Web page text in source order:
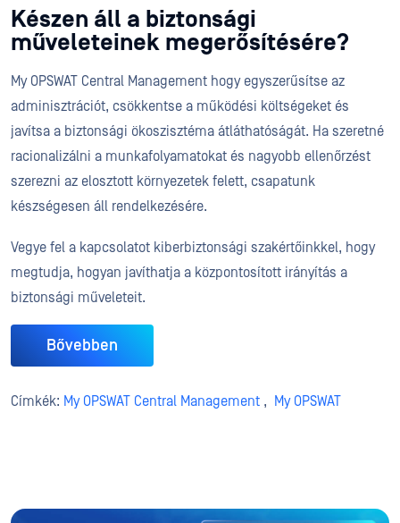
Készen áll a biztonsági
műveleteinek megerősítésére?
My OPSWAT Central Management hogy egyszerűsítse az
adminisztrációt, csökkentse a működési költségeket és
javítsa a biztonsági ökoszisztéma átláthatóságát. Ha szeretné
racionalizálni a munkafolyamatokat és nagyobb ellenőrzést
szerezni az elosztott környezetek felett, csapatunk
készségesen áll rendelkezésére.
Vegye fel a kapcsolatot kiberbiztonsági szakértőinkkel, hogy
megtudja, hogyan javíthatja a központosított irányítás a
biztonsági műveleteit.
Bővebben
Címkék: My OPSWAT Central Management , My OPSWAT